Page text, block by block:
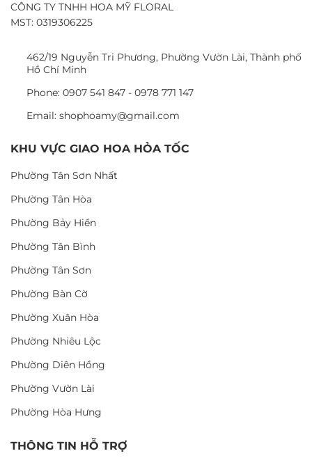
CÔNG TY TNHH HOA MỸ FLORAL
MST: 0319306225
462/19 Nguyễn Tri Phương, Phường Vườn Lài, Thành phố
Hồ Chí Minh
Phone: 0907 541 847 - 0978 771 147
Email: shophoamy@gmail.com
KHU VỰC GIAO HOA HỎA TỐC
Phường Tân Sơn Nhất
Phường Tân Hòa
Phường Bảy Hiền
Phường Tân Bình
Phường Tân Sơn
Phường Bàn Cờ
Phường Xuân Hòa
Phường Nhiêu Lộc
Phường Diên Hồng
Phường Vườn Lài
Phường Hòa Hưng
THÔNG TIN HỖ TRỢ